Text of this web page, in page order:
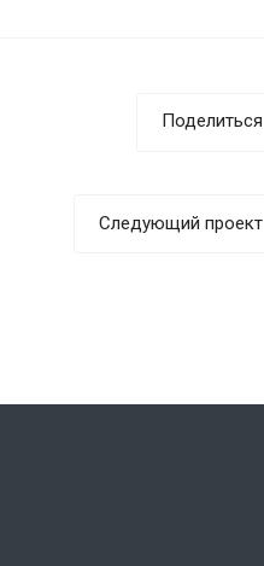
Поделиться
Следующий проект